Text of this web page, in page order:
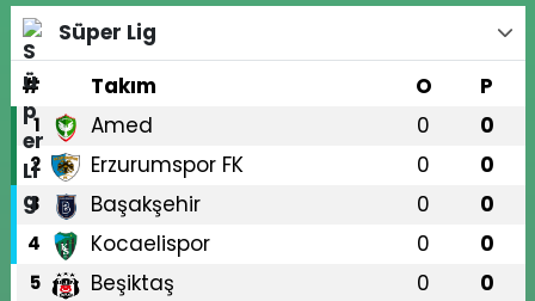
Süper Lig
#
Takım O P
1 Amed 0 0
2 Erzurumspor FK 0 0
3 Başakşehir 0 0
4 Kocaelispor 0 0
5 Beşiktaş 0 0